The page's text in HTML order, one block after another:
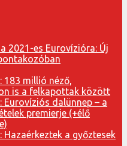
2021-es Eurovízióra: Új
183 millió néző,
is a felkapottak között
Eurovíziós dalünnep – a
premierje (+élő
Hazaérkeztek a győztesek